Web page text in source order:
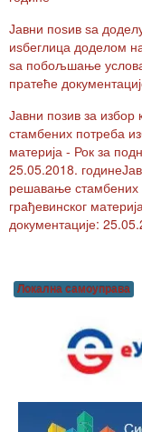
Јавни поѕив ѕа
иѕбеглица доделом
ѕа побољшање
пратеће
Јавни позив за
стамбених потреба
материја - Рок за
25.05.2018.
решавање стамбених
грађевинског
документације:
Локална самоуправа